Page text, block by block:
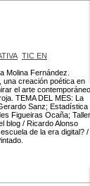
TIC EN
Molina Fernández.
una creación poética en
el arte contemporáneo
TEMA DEL MES: La
Sanz; Estadística
Figueiras Ocaña; Taller
blog / Ricardo Alonso
de la era digital? /